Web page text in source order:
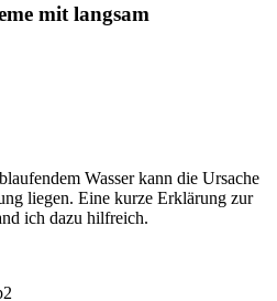
mit langsam
Wasser kann die Ursache
liegen. Eine kurze Erklärung zur
ich dazu hilfreich.